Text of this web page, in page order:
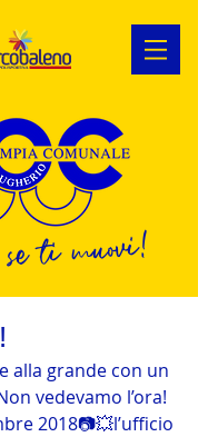
ti muovi!
alla grande con un
vedevamo l’ora!
2018📷💥l’ufficio